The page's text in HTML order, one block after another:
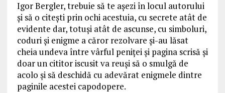
Igor Bergler, trebuie să te aşezi în locul autorului
şi să o citeşti prin ochi acestuia, cu secrete atât de
evidente dar, totuşi atât de ascunse, cu simboluri,
coduri şi enigme a căror rezolvare şi-au lăsat
cheia undeva între vârful peniţei şi pagina scrisă şi
doar un cititor iscusit va reuşi să o smulgă de
acolo şi să deschidă cu adevărat enigmele dintre
paginile acestei capodopere.